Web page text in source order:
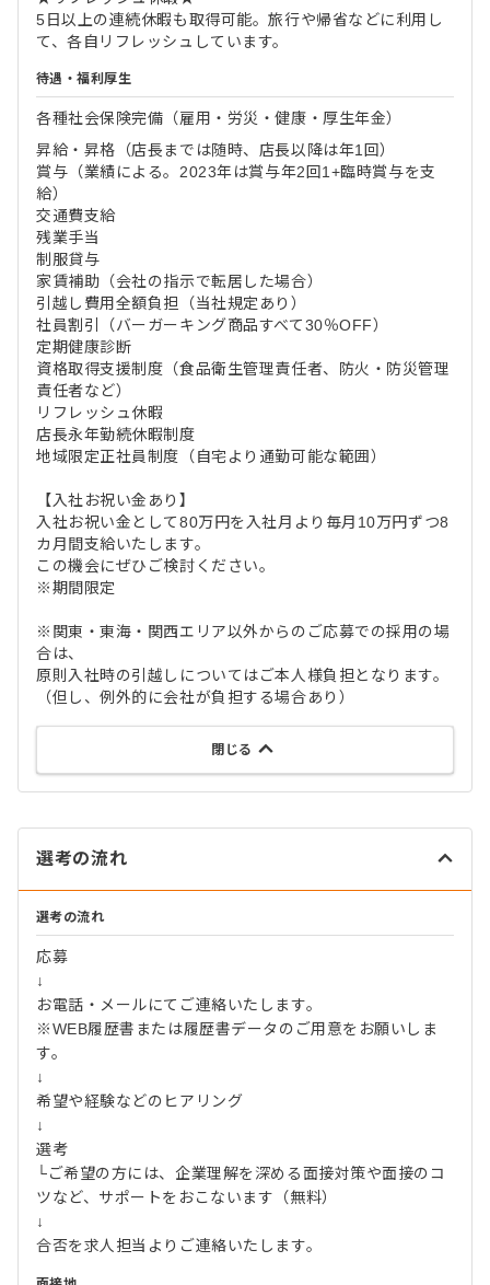
5日以上の連続休暇も取得可能。旅行や帰省などに利用し
て、各自リフレッシュしています。
待遇・福利厚生
各種社会保険完備（雇用・労災・健康・厚生年金）
昇給・昇格（店長までは随時、店長以降は年1回）
賞与（業績による。2023年は賞与年2回1+臨時賞与を支
給）
交通費支給
残業手当
制服貸与
家賃補助（会社の指示で転居した場合）
引越し費用全額負担（当社規定あり）
社員割引（バーガーキング商品すべて30％OFF）
定期健康診断
資格取得支援制度（食品衛生管理責任者、防火・防災管理
責任者など）
リフレッシュ休暇
店長永年勤続休暇制度
地域限定正社員制度（自宅より通勤可能な範囲）
【入社お祝い金あり】
入社お祝い金として80万円を入社月より毎月10万円ずつ8
カ月間支給いたします。
この機会にぜひご検討ください。
※期間限定
※関東・東海・関西エリア以外からのご応募での採用の場
合は、
原則入社時の引越しについてはご本人様負担となります。
（但し、例外的に会社が負担する場合あり）
閉じる
選考の流れ
選考の流れ
応募
↓
お電話・メールにてご連絡いたします。
※WEB履歴書または履歴書データのご用意をお願いしま
す。
↓
希望や経験などのヒアリング
↓
選考
└ご希望の方には、企業理解を深める面接対策や面接のコ
ツなど、サポートをおこないます（無料）
↓
合否を求人担当よりご連絡いたします。